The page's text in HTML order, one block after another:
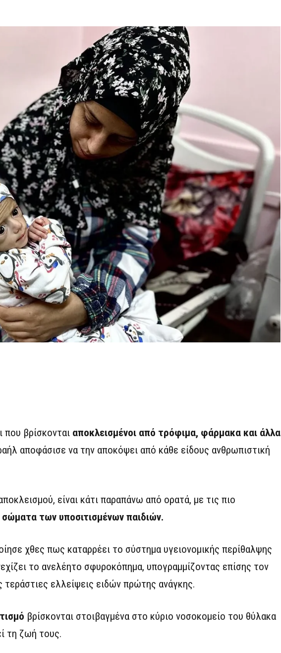
που βρίσκονται αποκλεισμένοι από τρόφιμα, φάρμακα και άλλα
αποφάσισε να την αποκόψει από κάθε είδους ανθρωπιστική
είναι κάτι παραπάνω από ορατά, με τις πιο
σώματα των υποσιτισμένων παιδιών.
χθες πως καταρρέει το σύστημα υγειονομικής περίθαλψης
το ανελέητο σφυροκόπημα, υπογραμμίζοντας επίσης τον
ελλείψεις ειδών πρώτης ανάγκης.
βρίσκονται στοιβαγμένα στο κύριο νοσοκομείο του θύλακα
τη ζωή τους.